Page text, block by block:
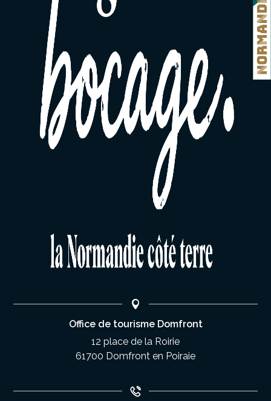
Office de tourisme Domfront
12 place de la Roirie
61700 Domfront en Poiraie